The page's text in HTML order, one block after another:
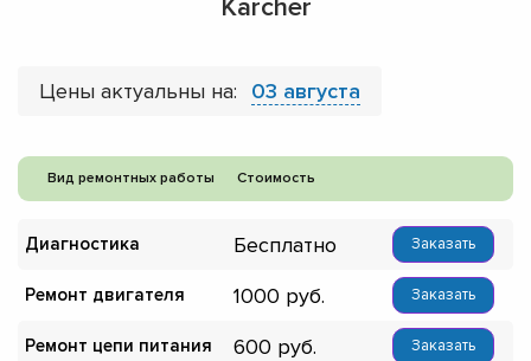
Karcher
Цены актуальны на: 03 августа
Вид ремонтных работы Стоимость
Диагностика Бесплатно Заказать
Ремонт двигателя 1000 Заказать
Ремонт цепи питания 600 Заказать